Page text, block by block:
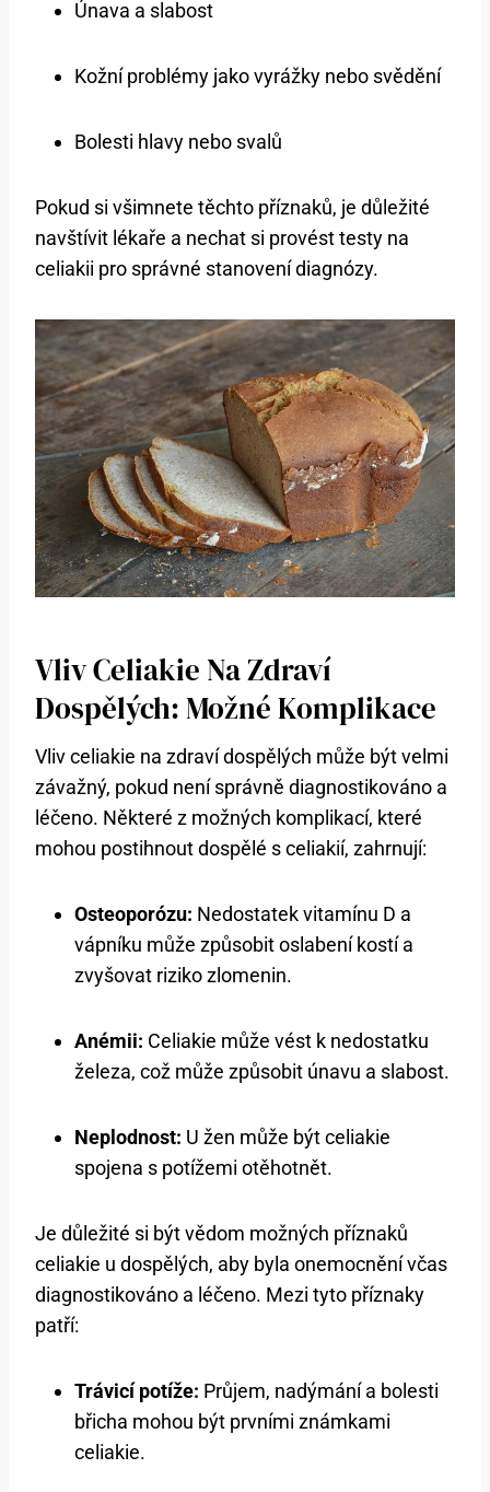
Únava a slabost
Kožní problémy jako vyrážky nebo svědění
Bolesti hlavy nebo svalů
Pokud si všimnete těchto příznaků, je důležité
navštívit lékaře a nechat si provést testy na
celiakii pro správné stanovení diagnózy.
Vliv Celiakie Na Zdraví
Dospělých: Možné Komplikace
Vliv celiakie na zdraví dospělých může být velmi
závažný, pokud není správně diagnostikováno a
léčeno. Některé z možných komplikací, které
mohou postihnout dospělé s celiakií, zahrnují:
Osteoporózu: Nedostatek vitamínu D a
vápníku může způsobit oslabení kostí a
zvyšovat riziko zlomenin.
Anémii: Celiakie může vést k nedostatku
železa, což může způsobit únavu a slabost.
Neplodnost: U žen může být celiakie
spojena s potížemi otěhotnět.
Je důležité si být vědom možných příznaků
celiakie u dospělých, aby byla onemocnění včas
diagnostikováno a léčeno. Mezi tyto příznaky
patří:
Trávicí potíže: Průjem, nadýmání a bolesti
břicha mohou být prvními známkami
celiakie.